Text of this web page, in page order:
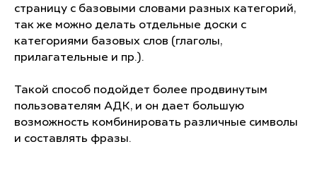
страницу с базовыми словами разных категорий,
так же можно делать отдельные доски с
категориями базовых слов (глаголы,
прилагательные и пр.).
Такой способ подойдет более продвинутым
пользователям АДК, и он дает большую
возможность комбинировать различные символы
и составлять фразы.